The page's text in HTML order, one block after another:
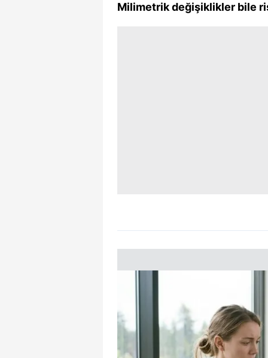
Milimetrik değişiklikler bile